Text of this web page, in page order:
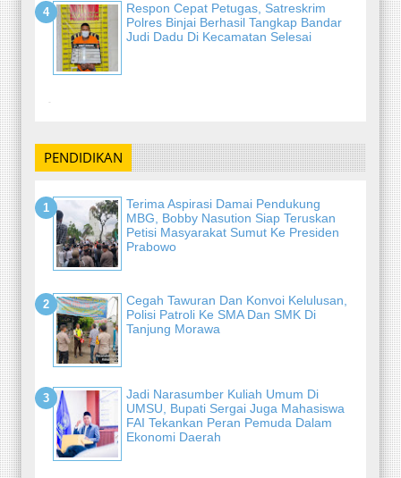
Respon Cepat Petugas, Satreskrim
Polres Binjai Berhasil Tangkap Bandar
Judi Dadu Di Kecamatan Selesai
-
PENDIDIKAN
Terima Aspirasi Damai Pendukung
MBG, Bobby Nasution Siap Teruskan
Petisi Masyarakat Sumut Ke Presiden
Prabowo
Cegah Tawuran Dan Konvoi Kelulusan,
Polisi Patroli Ke SMA Dan SMK Di
Tanjung Morawa
Jadi Narasumber Kuliah Umum Di
UMSU, Bupati Sergai Juga Mahasiswa
FAI Tekankan Peran Pemuda Dalam
Ekonomi Daerah